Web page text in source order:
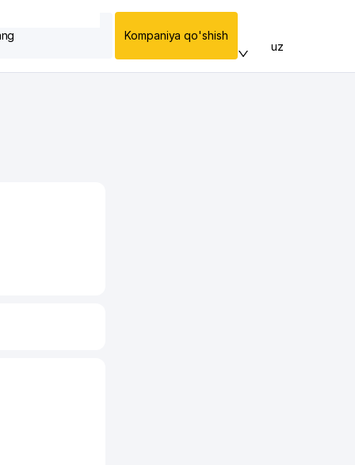
Kompaniya qo'shish
uz